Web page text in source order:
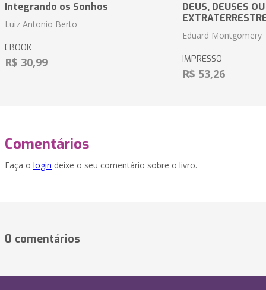
Integrando os Sonhos
Luiz Antonio Berto
EBOOK
R$ 30,99
DEUS, DEUSES OU
Eduard Montgomery
IMPRESSO
R$ 53,26
Comentários
Faça o login deixe o seu comentário sobre o livro.
0 comentários